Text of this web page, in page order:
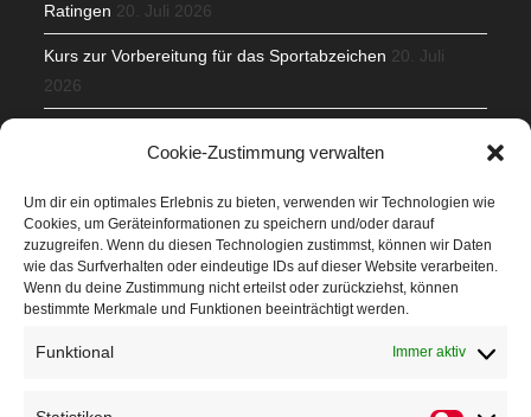
Cookie-Zustimmung verwalten
Um dir ein optimales Erlebnis zu bieten, verwenden wir Technologien wie
Cookies, um Geräteinformationen zu speichern und/oder darauf
zuzugreifen. Wenn du diesen Technologien zustimmst, können wir Daten
wie das Surfverhalten oder eindeutige IDs auf dieser Website verarbeiten.
Wenn du deine Zustimmung nicht erteilst oder zurückziehst, können
bestimmte Merkmale und Funktionen beeinträchtigt werden.
Funktional Immer aktiv
Ratingen 20. Juli 2026
Kurs zur Vorbereitung für das Sportabzeichen 20. Juli
2026
Veranstaltungen
Höffner Run